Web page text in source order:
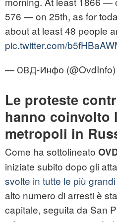
576 — on 25th, as for
about at least 48 people
pic.twitter.com/
— ОВД-Инфо (@OvdInfo)
Le proteste
hanno coinvolto
metropoli in
Come ha sottolineato
iniziate subito dopo gli
svolte in tutte le più
alto numero di arresti è
capitale, seguita da San